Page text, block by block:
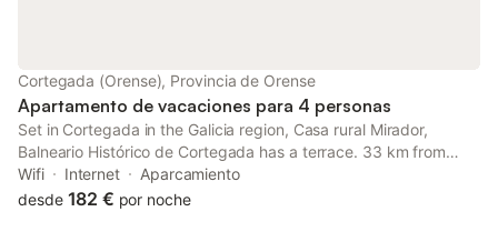
Cortegada (Orense), Provincia de Orense
Apartamento de vacaciones para 4 personas
Set in Cortegada in the Galicia region, Casa rural Mirador,
Balneario Histórico de Cortegada has a terrace. 33 km from
Nossa Senhora da Peneda Sanctuary and 37 km from Pazo da
Touza Golf, the property offers a garden and a bar.
Wifi Internet
Aparcamiento
desde 182 € por noche